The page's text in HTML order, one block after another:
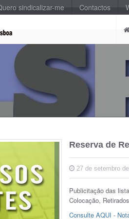
sindicalizar-me Contactos
Reserva de
27 de setembro
Publicitação das
Colocação,
Consulte AQUI -